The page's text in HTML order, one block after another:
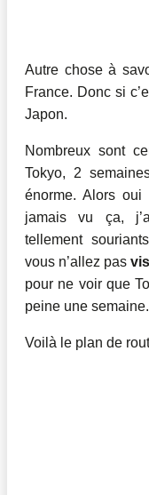
Autre chose à
France. Donc si
Japon.
Nombreux sont
Tokyo, 2
énorme. Alors oui
jamais vu ça,
tellement
vous n’allez pas
pour ne voir que
peine une semaine.
Voilà le plan de